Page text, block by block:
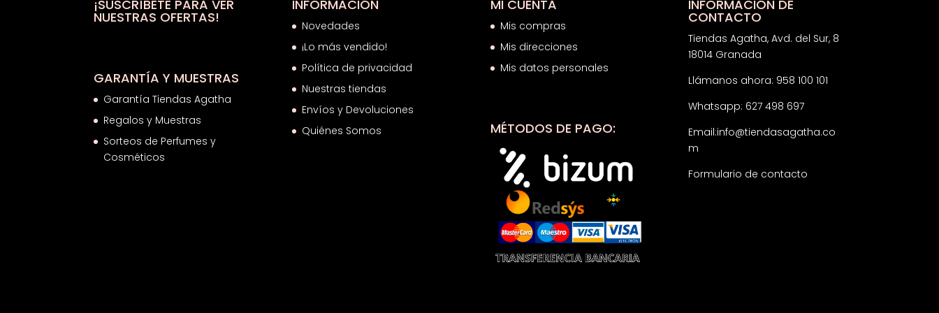
¡SUSCRÍBETE PARA VER
NUESTRAS OFERTAS!
GARANTÍA Y MUESTRAS
Garantía Tiendas Agatha
Regalos y Muestras
Sorteos de Perfumes y
Cosméticos
INFORMACIÓN
Novedades
¡Lo más vendido!
Política de privacidad
Nuestras tiendas
Envíos y Devoluciones
Quiénes Somos
MI CUENTA
Mis compras
Mis direcciones
Mis datos personales
MÉTODOS DE PAGO:
INFORMACIÓN DE
CONTACTO
Tiendas Agatha, Avd. del Sur, 8
18014 Granada
Llámanos ahora: 958 100 101
Whatsapp: 627 498 697
Email:info@tiendasagatha.co
m
Formulario de contacto